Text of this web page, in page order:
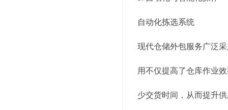
自动化拣选系统
现代仓储外包服务广泛
用不仅提高了仓库作业
少交货时间，从而提升